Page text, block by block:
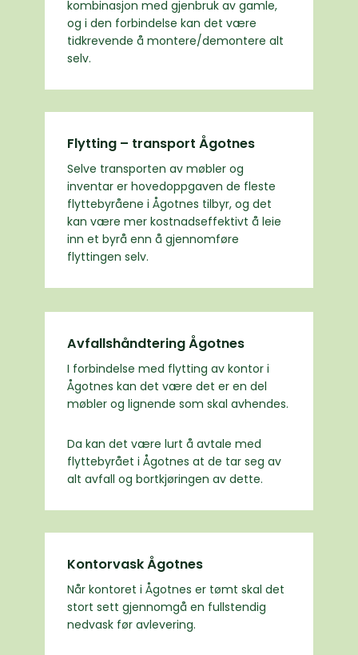
kombinasjon med gjenbruk av gamle,
og i den forbindelse kan det være
tidkrevende å montere/demontere alt
selv.
Flytting – transport Ågotnes
Selve transporten av møbler og
inventar er hovedoppgaven de fleste
flyttebyråene i Ågotnes tilbyr, og det
kan være mer kostnadseffektivt å leie
inn et byrå enn å gjennomføre
flyttingen selv.
Avfallshåndtering Ågotnes
I forbindelse med flytting av kontor i
Ågotnes kan det være det er en del
møbler og lignende som skal avhendes.
Da kan det være lurt å avtale med
flyttebyrået i Ågotnes at de tar seg av
alt avfall og bortkjøringen av dette.
Kontorvask Ågotnes
Når kontoret i Ågotnes er tømt skal det
stort sett gjennomgå en fullstendig
nedvask før avlevering.